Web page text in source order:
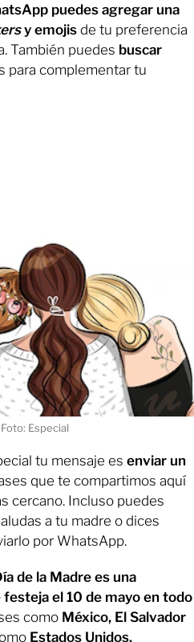
puedes agregar una
y emojis de tu preferencia
También puedes buscar
para complementar tu
Foto: Especial
tu mensaje es enviar un
que te compartimos aquí
cercano. Incluso puedes
a tu madre o dices
por WhatsApp.
de la Madre es una
el 10 de mayo en todo
como México, El Salvador
Estados Unidos,